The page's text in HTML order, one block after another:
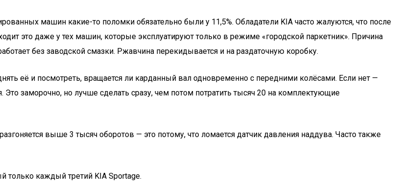
машин какие-то поломки обязательно были у 11,5%. Обладатели KIA часто жалуются, что после
это даже у тех машин, которые эксплуатируют только в режиме «городской паркетник». Причина
без заводской смазки. Ржавчина перекидывается и на раздаточную коробку.
её и посмотреть, вращается ли карданный вал одновременно с передними колёсами. Если нет —
заморочно, но лучше сделать сразу, чем потом потратить тысяч 20 на комплектующие
выше 3 тысяч оборотов — это потому, что ломается датчик давления наддува. Часто также
только каждый третий KIA Sportage.